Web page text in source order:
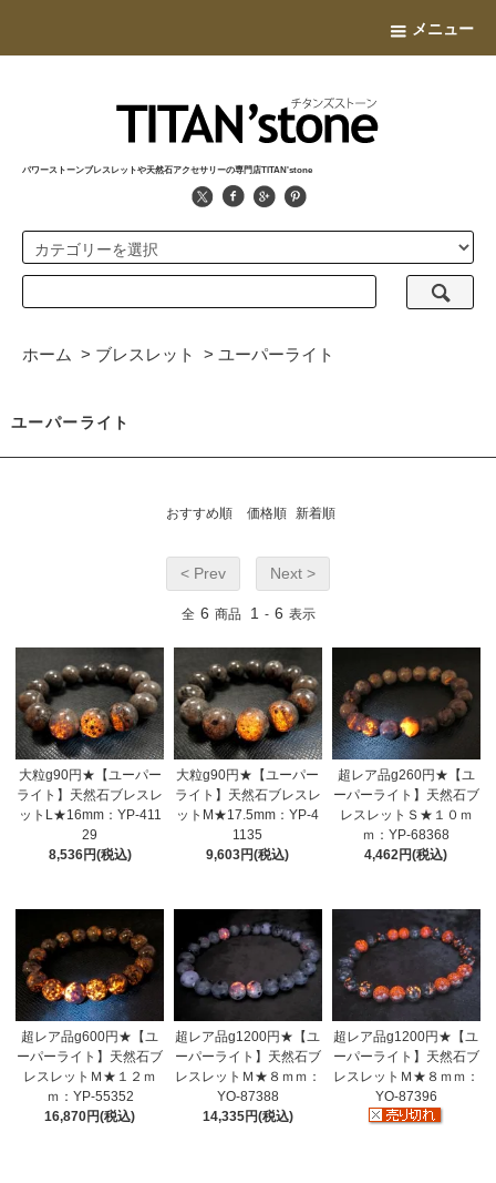
メニュー
パワーストーンブレスレットや天然石アクセサリーの専門店TITAN'stone
ホーム > ブレスレット > ユーパーライト
ユーパーライト
おすすめ順 価格順 新着順
< Prev Next >
全 6 商品 1 - 6 表示
大粒g90円★【ユーパー
ライト】天然石ブレスレ
ットL★16mm：YP-411
29
8,536円(税込)
大粒g90円★【ユーパー
ライト】天然石ブレスレ
ットM★17.5mm：YP-4
1135
9,603円(税込)
超レア品g260円★【ユ
ーパーライト】天然石ブ
レスレットＳ★１０ｍ
ｍ：YP-68368
4,462円(税込)
超レア品g600円★【ユ
ーパーライト】天然石ブ
レスレットＭ★１２ｍ
ｍ：YP-55352
16,870円(税込)
超レア品g1200円★【ユ
ーパーライト】天然石ブ
レスレットＭ★８ｍｍ：
YO-87388
14,335円(税込)
超レア品g1200円★【ユ
ーパーライト】天然石ブ
レスレットＭ★８ｍｍ：
YO-87396